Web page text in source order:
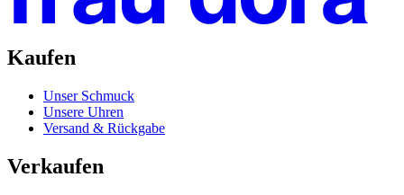
Kaufen
Unser Schmuck
Unsere Uhren
Versand & Rückgabe
Verkaufen